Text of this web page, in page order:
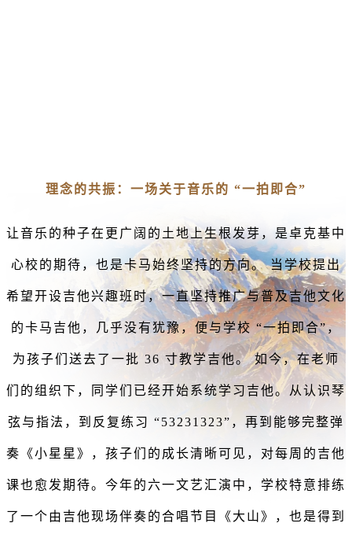
理念的共振：一场关于音乐的 “一拍即合”
让音乐的种子在更广阔的土地上生根发芽，是卓克基中
心校的期待，也是卡马始终坚持的方向。 当学校提出
希望开设吉他兴趣班时，一直坚持推广与普及吉他文化
的卡马吉他，几乎没有犹豫，便与学校 “一拍即合”，
为孩子们送去了一批 36 寸教学吉他。 如今，在老师
们的组织下，同学们已经开始系统学习吉他。从认识琴
弦与指法，到反复练习 “53231323”，再到能够完整弹
奏《小星星》，孩子们的成长清晰可见，对每周的吉他
课也愈发期待。今年的六一文艺汇演中，学校特意排练
了一个由吉他现场伴奏的合唱节目《大山》，也是得到